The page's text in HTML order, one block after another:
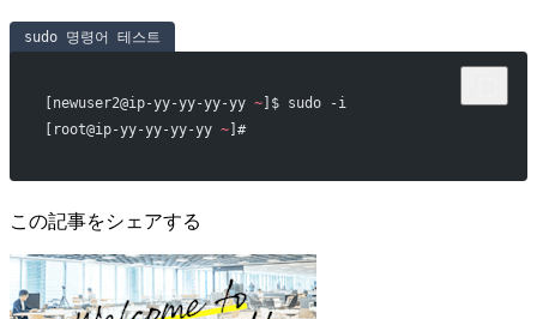
sudo 명령어 테스트
[newuser2@ip-yy-yy-yy-yy ~]$ sudo -i
[root@ip-yy-yy-yy-yy ~]#
この記事をシェアする